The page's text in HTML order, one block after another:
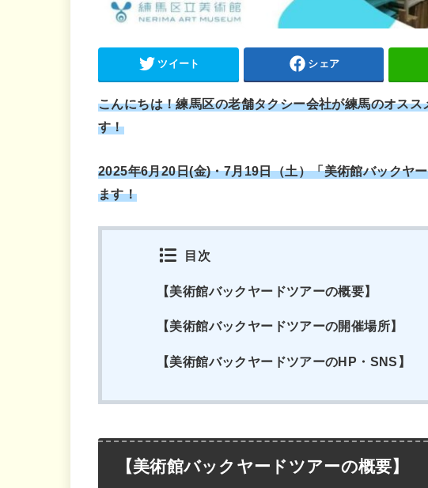
ツイート シェア
こんにちは！練馬区の老舗タクシー会社が練馬のオス
す！
2025年6月20日(金)・7月19日（土）「美術館バックヤ
ます！
目次
【美術館バックヤードツアーの概要】
【美術館バックヤードツアーの開催場所】
【美術館バックヤードツアーのHP・SNS】
【美術館バックヤードツアーの概要】